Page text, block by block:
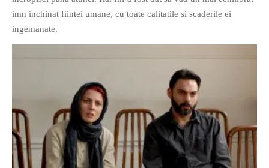
Descarca povestirea Floare
Albastra!
Download 101 Movie
PRIETENI APROPIATI
Victor Sosea – Designer
PRIETENI DIN AFARA BRESLEI
GloryBox.ro
imn inchinat fiintei umane, cu toate calitatile si scaderile ei
ingemanate.